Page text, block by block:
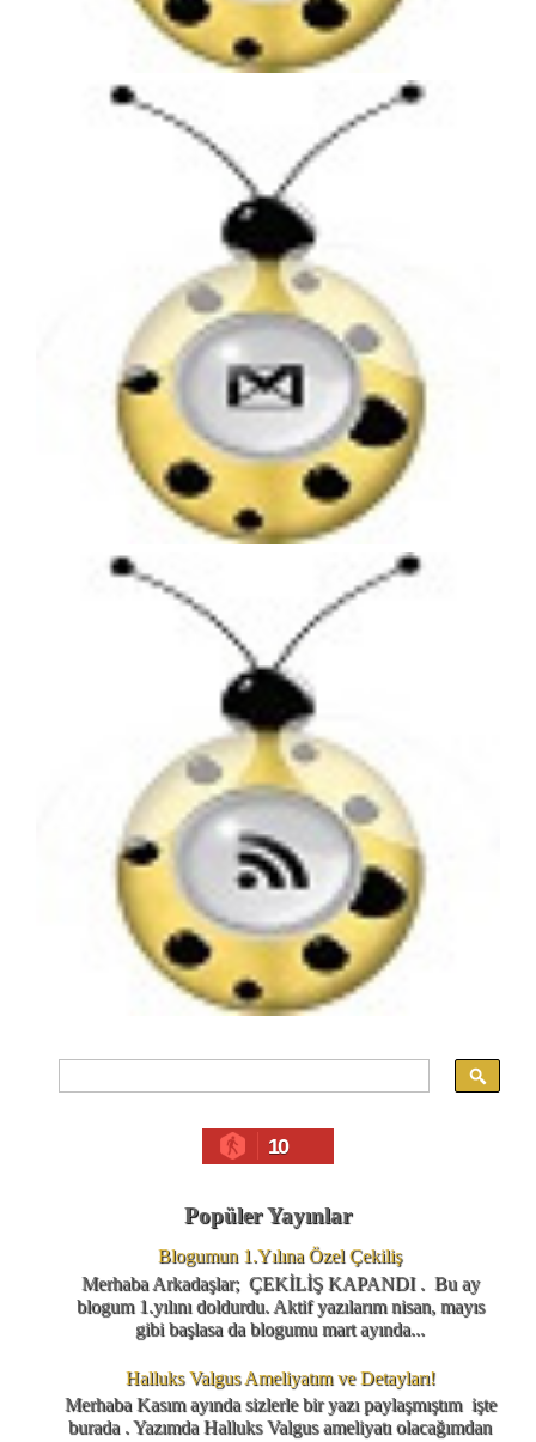
10
Popüler Yayınlar
Blogumun 1.Yılına Özel Çekiliş
Merhaba Arkadaşlar; ÇEKİLİŞ KAPANDI . Bu ay
blogum 1.yılını doldurdu. Aktif yazılarım nisan, mayıs
gibi başlasa da blogumu mart ayında...
Halluks Valgus Ameliyatım ve Detayları!
Merhaba Kasım ayında sizlerle bir yazı paylaşmıştım işte
burada . Yazımda Halluks Valgus ameliyatı olacağımdan